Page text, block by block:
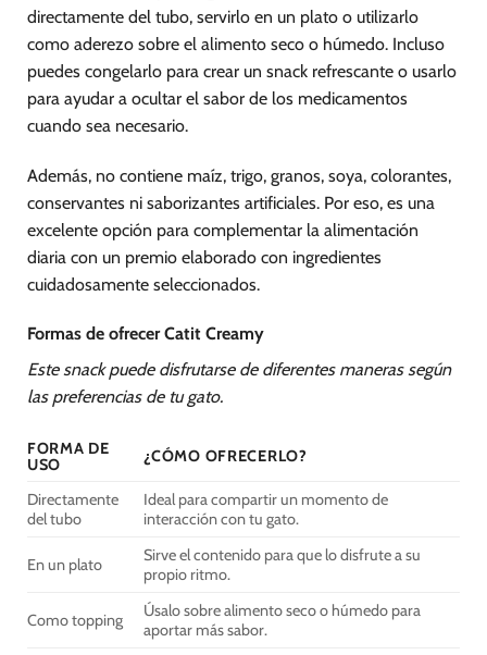
directamente del tubo, servirlo en un plato o utilizarlo
como aderezo sobre el alimento seco o húmedo. Incluso
puedes congelarlo para crear un snack refrescante o usarlo
para ayudar a ocultar el sabor de los medicamentos
cuando sea necesario.
Además, no contiene maíz, trigo, granos, soya, colorantes,
conservantes ni saborizantes artificiales. Por eso, es una
excelente opción para complementar la alimentación
diaria con un premio elaborado con ingredientes
cuidadosamente seleccionados.
Formas de ofrecer Catit Creamy
Este snack puede disfrutarse de diferentes maneras según
las preferencias de tu gato.
FORMA DE
USO
¿CÓMO OFRECERLO?
Directamente
del tubo
Ideal para compartir un momento de
interacción con tu gato.
En un plato
Sirve el contenido para que lo disfrute a su
propio ritmo.
Como topping
Úsalo sobre alimento seco o húmedo para
aportar más sabor.